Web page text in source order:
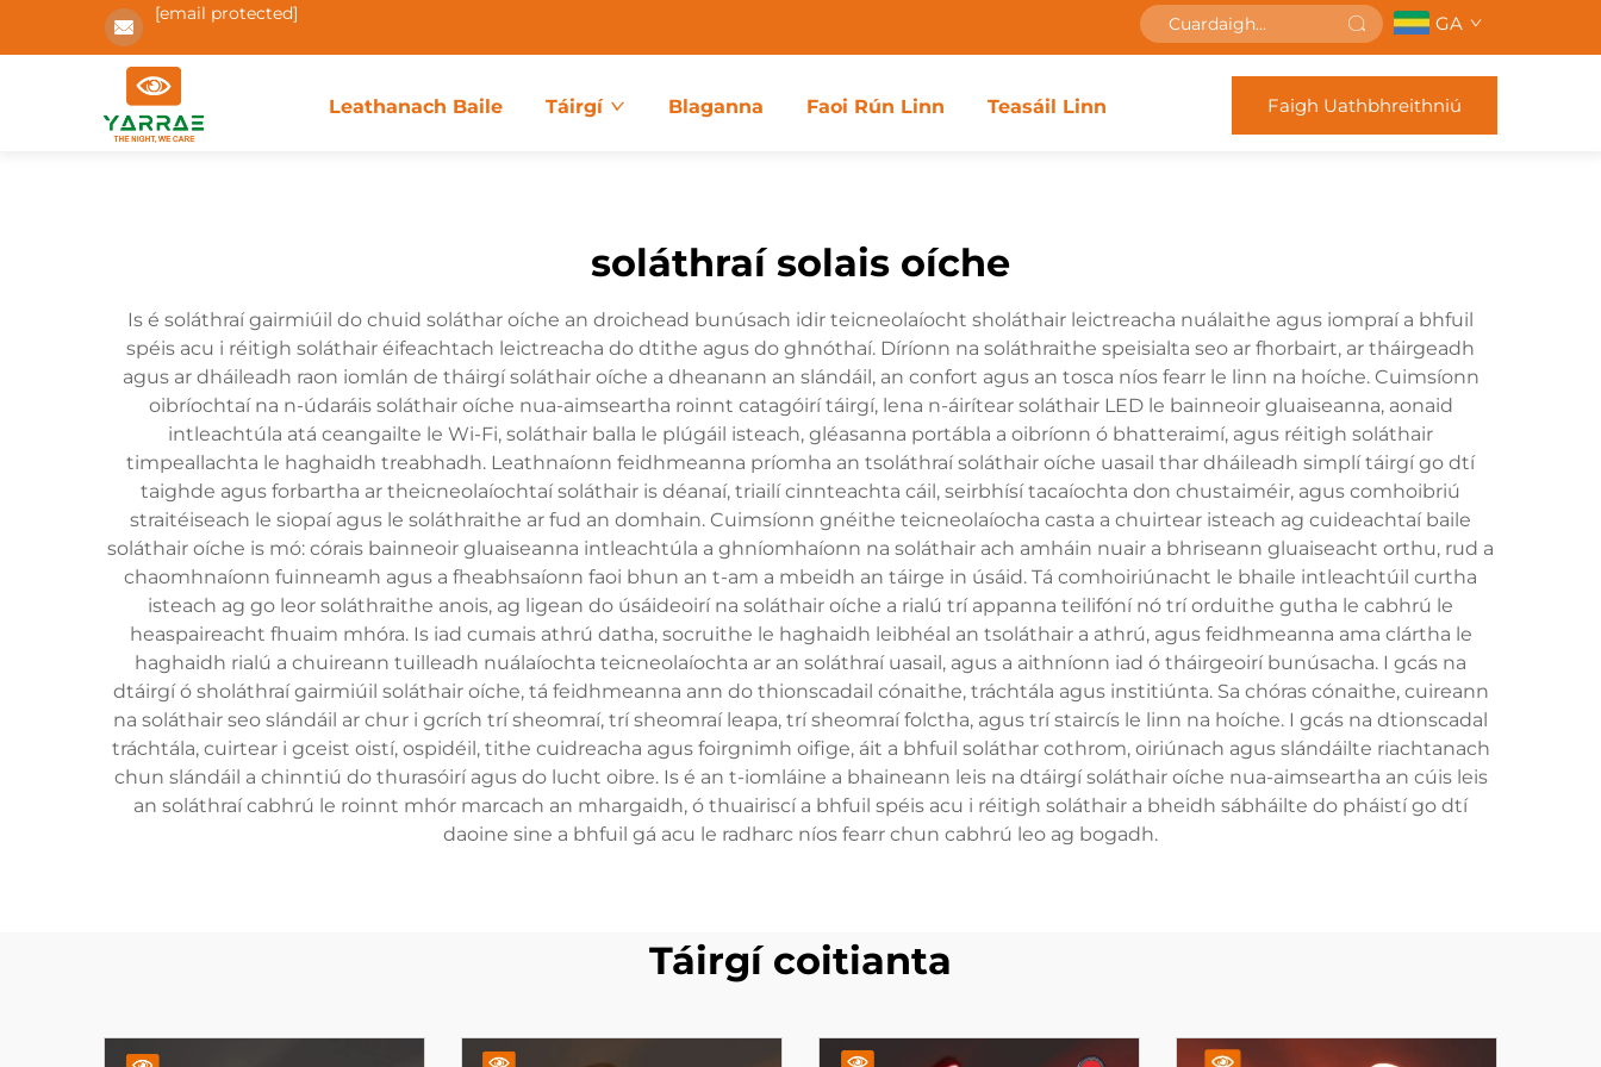
[email protected] GA
Leathanach Baile Táirgí Blaganna Faoi Rún Linn Teasáil Linn Faigh Uathbhreithniú
soláthraí solais oíche
Is é soláthraí gairmiúil do chuid soláthar oíche an droichead bunúsach idir teicneolaíocht sholáthair leictreacha nuálaithe agus iompraí a bhfuil
spéis acu i réitigh soláthair éifeachtach leictreacha do dtithe agus do ghnóthaí. Díríonn na soláthraithe speisialta seo ar fhorbairt, ar tháirgeadh
agus ar dháileadh raon iomlán de tháirgí soláthair oíche a dheanann an slándáil, an confort agus an tosca níos fearr le linn na hoíche. Cuimsíonn
oibríochtaí na n-údaráis soláthair oíche nua-aimseartha roinnt catagóirí táirgí, lena n-áirítear soláthair LED le bainneoir gluaiseanna, aonaid
intleachtúla atá ceangailte le Wi-Fi, soláthair balla le plúgáil isteach, gléasanna portábla a oibríonn ó bhatteraimí, agus réitigh soláthair
timpeallachta le haghaidh treabhadh. Leathnaíonn feidhmeanna príomha an tsoláthraí soláthair oíche uasail thar dháileadh simplí táirgí go dtí
taighde agus forbartha ar theicneolaíochtaí soláthair is déanaí, triailí cinnteachta cáil, seirbhísí tacaíochta don chustaiméir, agus comhoibriú
straitéiseach le siopaí agus le soláthraithe ar fud an domhain. Cuimsíonn gnéithe teicneolaíocha casta a chuirtear isteach ag cuideachtaí baile
soláthair oíche is mó: córais bainneoir gluaiseanna intleachtúla a ghníomhaíonn na soláthair ach amháin nuair a bhriseann gluaiseacht orthu, rud a
chaomhnaíonn fuinneamh agus a fheabhsaíonn faoi bhun an t-am a mbeidh an táirge in úsáid. Tá comhoiriúnacht le bhaile intleachtúil curtha
isteach ag go leor soláthraithe anois, ag ligean do úsáideoirí na soláthair oíche a rialú trí appanna teilifóní nó trí orduithe gutha le cabhrú le
heaspaireacht fhuaim mhóra. Is iad cumais athrú datha, socruithe le haghaidh leibhéal an tsoláthair a athrú, agus feidhmeanna ama clártha le
haghaidh rialú a chuireann tuilleadh nuálaíochta teicneolaíochta ar an soláthraí uasail, agus a aithníonn iad ó tháirgeoirí bunúsacha. I gcás na
dtáirgí ó sholáthraí gairmiúil soláthair oíche, tá feidhmeanna ann do thionscadail cónaithe, tráchtála agus institiúnta. Sa chóras cónaithe, cuireann
na soláthair seo slándáil ar chur i gcrích trí sheomraí, trí sheomraí leapa, trí sheomraí folctha, agus trí staircís le linn na hoíche. I gcás na dtionscadal
tráchtála, cuirtear i gceist oistí, ospidéil, tithe cuidreacha agus foirgnimh oifige, áit a bhfuil soláthar cothrom, oiriúnach agus slándáilte riachtanach
chun slándáil a chinntiú do thurasóirí agus do lucht oibre. Is é an t-iomláine a bhaineann leis na dtáirgí soláthair oíche nua-aimseartha an cúis leis
an soláthraí cabhrú le roinnt mhór marcach an mhargaidh, ó thuairiscí a bhfuil spéis acu i réitigh soláthair a bheidh sábháilte do pháistí go dtí
daoine sine a bhfuil gá acu le radharc níos fearr chun cabhrú leo ag bogadh.
Táirgí coitianta